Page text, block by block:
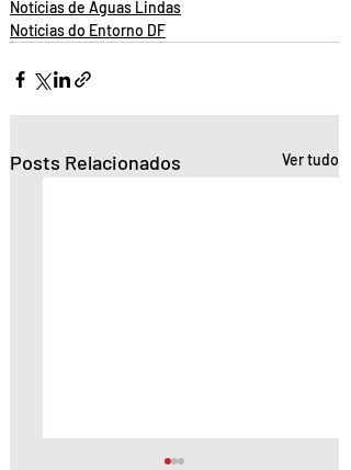
Notícias de Águas Lindas
Notícias do Entorno DF
Posts Relacionados Ver tudo